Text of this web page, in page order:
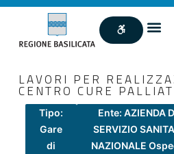
LAVORI PER
CENTRO CURE
Tipo:
Gare
di
Ente: AZIENDA
SERVIZIO
NAZIONALE